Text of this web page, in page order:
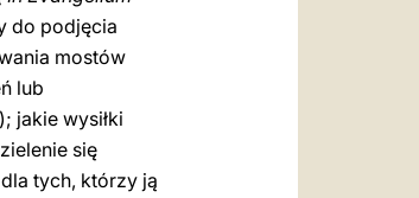
do podjęcia
mostów
lub
); jakie wysiłki
się
tych, którzy ją